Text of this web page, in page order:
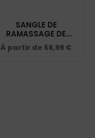
SANGLE DE
RAMASSAGE DE
HORSE-BALL ÉRIC
THOMAS - 203532
À partir de 56,99 €